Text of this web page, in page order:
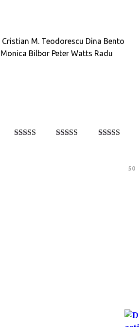
Cristian M. Teodorescu Dina Bento
Monica Bilbor Peter Watts Radu
50